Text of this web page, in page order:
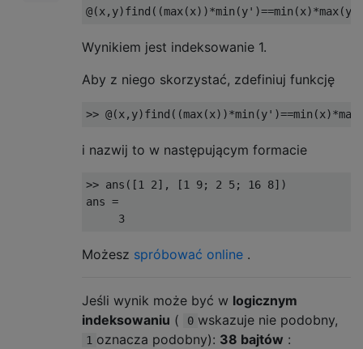
Wynikiem jest indeksowanie 1.
Aby z niego skorzystać, zdefiniuj funkcję
i nazwij to w następującym formacie
>> ans([1 2], [1 9; 2 5; 16 8])
ans =
Możesz spróbować online .
Jeśli wynik może być w logicznym
indeksowaniu ( 0 wskazuje nie podobny,
1 oznacza podobny): 38 bajtów :